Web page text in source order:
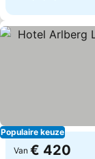
Populaire keuze
Van € 420